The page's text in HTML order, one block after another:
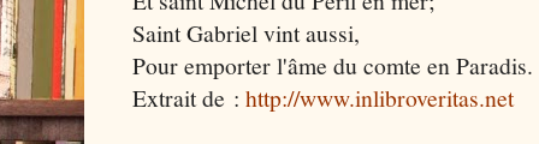
Saint Gabriel vint aussi,
Pour emporter l'âme du comte en
Extrait de : http://www.inlibroveritas.net